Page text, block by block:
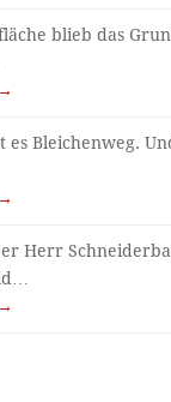
blieb das
es Bleichenweg.
Herr